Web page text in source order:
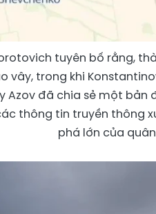
tuyên bố rằng,
vây, trong khi
Azov đã chia sẻ một
thông tin truyền thông
phá lớn của